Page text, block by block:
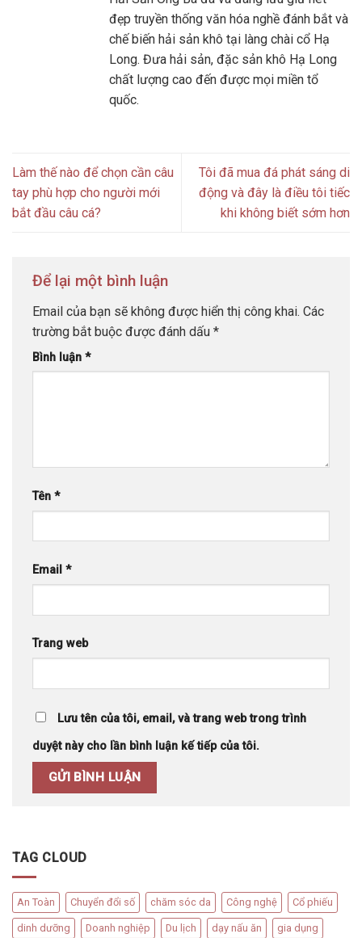
đẹp truyền thống văn hóa nghề đánh bắt và
chế biến hải sản khô tại làng chài cổ Hạ
Long. Đưa hải sản, đặc sản khô Hạ Long
chất lượng cao đến được mọi miền tổ
quốc.
Làm thế nào để chọn cần câu
tay phù hợp cho người mới
bắt đầu câu cá?
Tôi đã mua đá phát sáng di
động và đây là điều tôi tiếc
khi không biết sớm hơn
Để lại một bình luận
Email của bạn sẽ không được hiển thị công khai. Các
trường bắt buộc được đánh dấu *
Bình luận *
Tên *
Email *
Trang web
Lưu tên của tôi, email, và trang web trong trình
duyệt này cho lần bình luận kế tiếp của tôi.
TAG CLOUD
An Toàn Chuyển đổi số chăm sóc da Công nghệ Cổ phiếu
dinh dưỡng Doanh nghiệp Du lịch dạy nấu ăn gia dụng